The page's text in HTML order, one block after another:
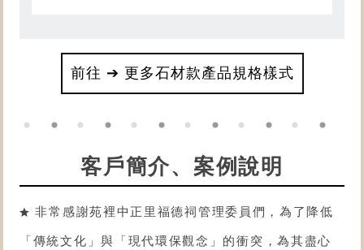
前往 ➔ 更多石材款產品規格樣式
客戶簡介、案例說明
非常感謝苑裡中正里福德祠管理委員們，為了降低
「傳統文化」與「現代環保觀念」的衝突，為其盡心